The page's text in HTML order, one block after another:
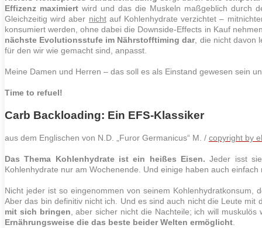
Effizenz maximiertwird und das die Muskeln maßgeblich durch
Gleichzeitig wird aber nichtauf Kohlenhydrate verzichtet –
konsumiert werden, ohne dabei die Downside-Effects in Kauf
nächste Evolutionsstufe im Nährstofftiming dar, die nicht davon
für den wir wie gemacht sind, anpasst.
Meine Damen und Herren – das soll es als Einstand gewesen sein
Time to refuel!
Carb Backloading: Ein EFS-Klassiker
aus dem Englischen von N.D. „Furor Germanicus“ M. / copyright by
Das Thema Kohlenhydrate ist ein heißes Eisen. Jeder isst
Kohlenhydrate nur am Wochenende. Und einige haben auch einfach
Nicht jeder ist so eingenommen von seinem
Aber das bin definitiv nicht ich. Und es sind auch nicht die Leute
mit sich bringen, aber sicher nicht die Nachteile; ich will
Ernährungsweise die das beste beider Welten ermöglicht.